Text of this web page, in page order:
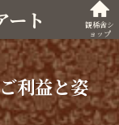
ート 観稀舎シ
ョップ
利益と姿